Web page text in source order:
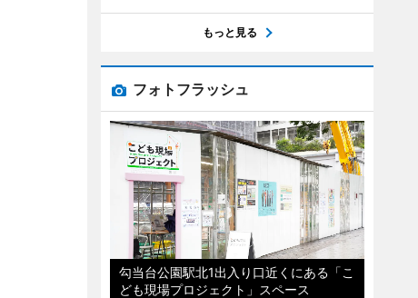
もっと見る
フォトフラッシュ
勾当台公園駅北1出入り口近くにある「こ
ども現場プロジェクト」スペース